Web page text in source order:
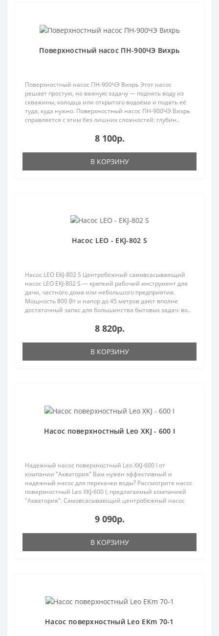
Поверхностный насос ПН-900ЧЭ Вихрь
Поверхностный насос ПН-900ЧЭ Вихрь Этот насос
решает простую, но важную задачу — поднять воду из
скважины, колодца или открытого водоёма и подать её
туда, куда нужно. Поверхностный насос ПН-900ЧЭ Вихрь
справляется с этим без лишних сложностей: глубин..
8 100р.
В КОРЗИНУ
Насос LEO - EKJ-802 S
Насос LEO EKJ-802 S Центробежный самовсасывающий
насос LEO EKJ-802 S — крепкий рабочий инструмент для
дачи, частного дома или небольшого предприятия.
Мощность 800 Вт и напор до 45 метров дают вполне
достаточный запас для большинства бытовых задач: во..
8 820р.
В КОРЗИНУ
Насос поверхностный Leo XKJ - 600 I
Надежный насос поверхностный Leo XKJ-600 I от
компании "Акватория" Вам нужен эффективный и
надежный насос для перекачки воды? Рассмотрите насос
поверхностный Leo XKJ-600 I, предлагаемый компанией
"Акватория". Самовсасывающий центробежный насос
9 090р.
В КОРЗИНУ
Насос поверхностный Leo EKm 70-1